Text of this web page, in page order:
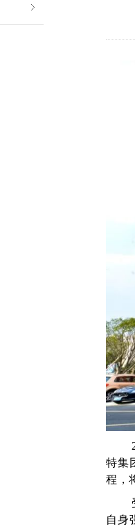
特集
程，
自身